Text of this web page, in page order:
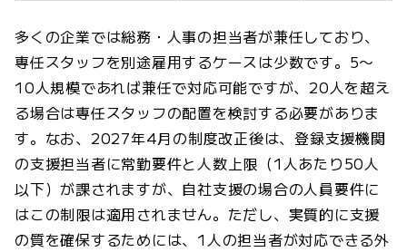
多くの企業では総務・人事の担当者が兼任しており、
専任スタッフを別途雇用するケースは少数です。5〜
10人規模であれば兼任で対応可能ですが、20人を超え
る場合は専任スタッフの配置を検討する必要がありま
す。なお、2027年4月の制度改正後は、登録支援機関
の支援担当者に常勤要件と人数上限（1人あたり50人
以下）が課されますが、自社支援の場合の人員要件に
はこの制限は適用されません。ただし、実質的に支援
の質を確保するためには、1人の担当者が対応できる外